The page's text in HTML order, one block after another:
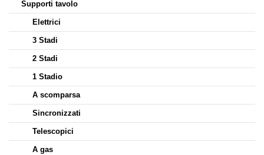
Supporti tavolo
Elettrici
3 Stadi
2 Stadi
1 Stadio
A scomparsa
Sincronizzati
Telescopici
A gas